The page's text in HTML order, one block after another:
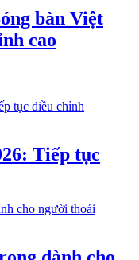
bàn Việt
cao
Tiếp tục